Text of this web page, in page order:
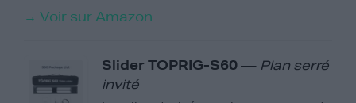
→ Voir sur Amazon
Slider TOPRIG-S60— Plan serré
invité